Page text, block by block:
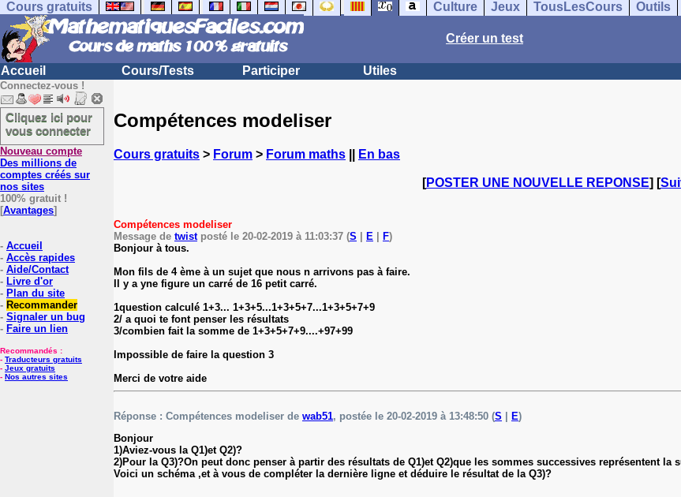
Cours gratuits Culture Jeux TousLesCours Outils
Créer un test
Accueil Cours/Tests Participer Utiles
Connectez-vous !
Cliquez ici pour
vous connecter
Nouveau compte
Des millions de
comptes créés sur
nos sites
100% gratuit !
[Avantages]
- Accueil
- Accès rapides
- Aide/Contact
- Livre d'or
- Plan du site
- Recommander
- Signaler un bug
- Faire un lien
Recommandés :
- Traducteurs gratuits
- Jeux gratuits
- Nos autres sites
Compétences modeliser
Cours gratuits > Forum > Forum maths En bas
[POSTER UNE NOUVELLE REPONSE] [
Compétences modeliser
Message de twistposté le 20-02-2019 à 11:03:37 (S E F)
Bonjour à tous.
Mon fils de 4 ème à un sujet que nous n arrivons pas à faire.
Il y a yne figure un carré de 16 petit carré.
1question calculé 1+3... 1+3+5...1+3+5+7...1+3+5+7+9
2/ a quoi te font penser les résultats
3/combien fait la somme de 1+3+5+7+9....+97+99
Impossible de faire la question 3
Merci de votre aide
Réponse : Compétences modeliser de wab51, postée le 20-02-2019 à 13:48:50 (S E)
Bonjour
1)Aviez-vous la Q1)et Q2)?
2)Pour la Q3)?On peut donc penser à partir des résultats de Q1)et Q2)que les sommes successives représentent la
Voici un schéma ,et à vous de compléter la dernière ligne et déduire le résultat de la Q3)?